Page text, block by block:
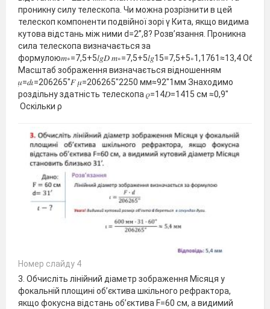
проникну силу телескопа. Чи можна розрізнити в цей
телескоп компоненти подвійної зорі γ Кита, якщо видима
кутова відстань між ними d=2”,8? Розв’язання. Проникна
сила телескопа визначається за
формулою𝑚∗=7,5+5𝑙𝑔𝐷 𝑚∗=7,5+5𝑙𝑔15=7,5+5∗1,1761≈13,4
Масштаб зображення визначається відношенням
𝜇=𝑑𝜄=206265"𝐹 𝜇=206265"2250 мм≈92"1мм Знаходимо
роздільну здатність телескопа 𝜌=14𝐷=1415 см ≈0,9"
Оскільки ρ
Номер слайду 4
3. Обчисліть лінійний діаметр зображення Місяця у
фокальній площині об’єктива шкільного рефрактора,
якщо фокусна відстань об’єктива F=60 см, а видимий